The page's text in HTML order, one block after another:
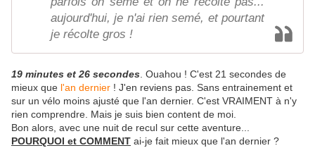
aujourd'hui, je n'ai rien semé, et pourtant
je récolte gros !
19 minutes et 26 secondes . Ouahou ! C'est 21 secondes de
mieux que l'an dernier ! J'en reviens pas. Sans entrainement et
sur un vélo moins ajusté que l'an dernier. C'est VRAIMENT à n'y
rien comprendre. Mais je suis bien content de moi.
Bon alors, avec une nuit de recul sur cette aventure...
POURQUOI et COMMENT ai-je fait mieux que l'an dernier ?